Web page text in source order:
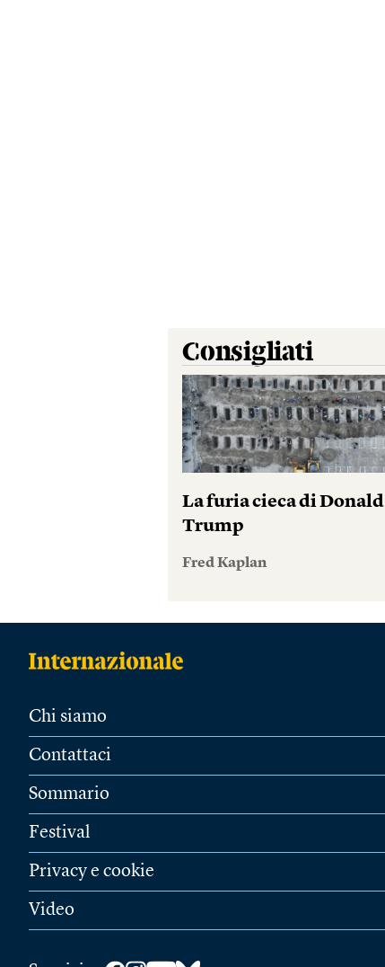
Consigliati
La furia cieca di Donald
Trump
Fred Kaplan
Chi siamo
Contattaci
Sommario
Festival
Privacy e cookie
Video